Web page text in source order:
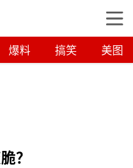
爆料 搞笑 美图
？